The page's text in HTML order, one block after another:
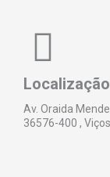
Localização
Av. Oraida
36576-400 ,